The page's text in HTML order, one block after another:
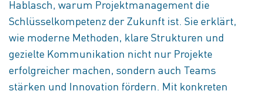
Hablasch, warum Projektmanagement die
Schlüsselkompetenz der Zukunft ist. Sie erklärt,
wie moderne Methoden, klare Strukturen und
gezielte Kommunikation nicht nur Projekte
erfolgreicher machen, sondern auch Teams
stärken und Innovation fördern. Mit konkreten